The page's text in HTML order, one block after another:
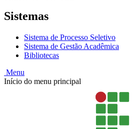
Sistemas
Sistema de Processo Seletivo
Sistema de Gestão Acadêmica
Bibliotecas
Menu
Início do menu principal